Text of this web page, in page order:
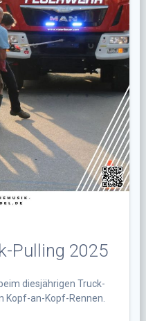
Pulling 2025
diesjährigen Truck-
Kopf-an-Kopf-Rennen.